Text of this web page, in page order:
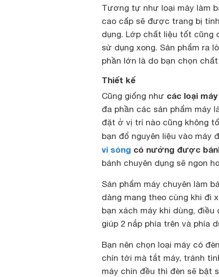
Tương tự như loại máy làm
cao cấp sẽ được trang bị
dụng. Lớp chất liệu tốt cũng
sử dụng xong. Sản phẩm ra
phần lớn là do bạn chọn
Thiết kế
Cũng giống như các loại
đa phần các sản phẩm máy
đặt ở vị trí nào cũng không
bạn đổ nguyên liệu vào máy
vi sóng có nướng được
bánh chuyên dụng sẽ ngon
Sản phẩm máy chuyên làm
dàng mang theo cùng khi đi
bạn xách máy khi dùng,
giúp 2 nắp phía trên và phía
Bạn nên chọn loại máy có
chín tới mà tắt máy, tránh
máy chín đều thì đèn sẽ bật